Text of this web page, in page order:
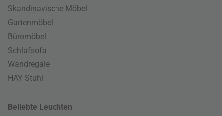
Skandinavische Möbel
Gartenmöbel
Büromöbel
Schlafsofa
Wandregale
HAY Stuhl
Beliebte Leuchten